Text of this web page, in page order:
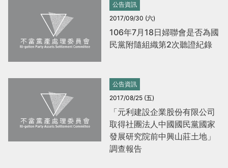
處
委
委
公告資訊
2017/09/30 (六)
106年7月18日婦聯會是否為國
民黨附隨組織第2次聽證紀錄
公告資訊
2017/08/25 (五)
「元利建設企業股份有限公司
取得社團法人中國國民黨國家
發展研究院前中興山莊土地」
調查報告